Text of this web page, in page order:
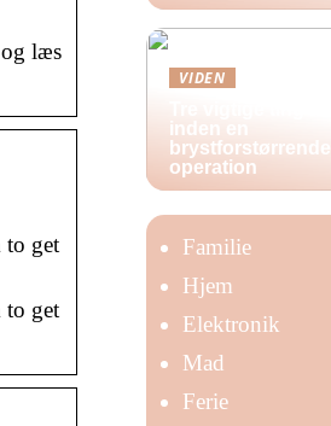
læs
to get
to get
VIDEN
inden en
brystforstørrende
operation
Familie
Hjem
Elektronik
Mad
Ferie